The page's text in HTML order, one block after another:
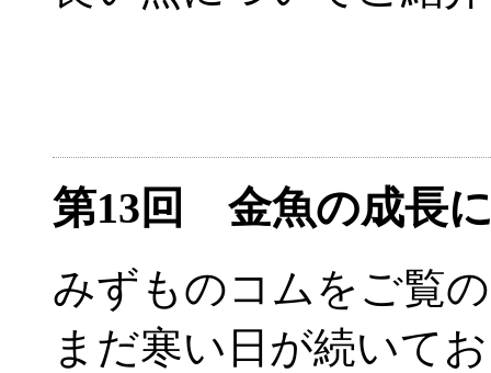
第13回 金魚の成長
みずものコムをご覧
まだ寒い日が続いて